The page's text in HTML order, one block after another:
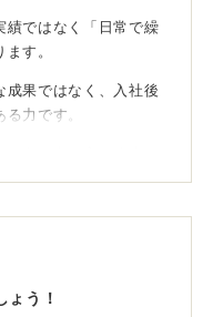
績ではなく「日常で繰
す。
成果ではなく、入社後
力です。
も、他人から見れば素
献へとつなげよう
ょう！